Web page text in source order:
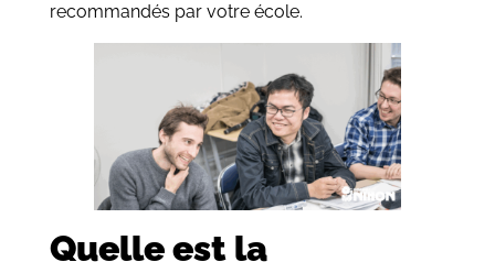
recommandés par votre école.
Quelle est la